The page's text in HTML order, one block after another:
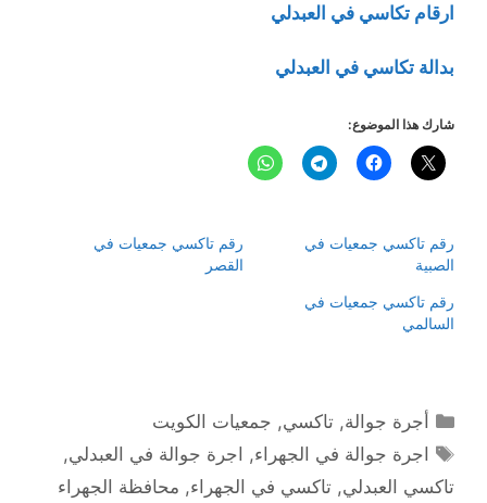
ارقام تكاسي في العبدلي
بدالة تكاسي في العبدلي
شارك هذا الموضوع:
رقم تاكسي جمعيات في
الصبية
رقم تاكسي جمعيات في
القصر
رقم تاكسي جمعيات في
السالمي
التصنيفات
أجرة جوالة,تاكسي, جمعيات الكويت
الوسوم
اجرة جوالة في الجهراء, اجرة جوالة في العبدلي,
تاكسي العبدلي, تاكسي في الجهراء, محافظة الجهراء